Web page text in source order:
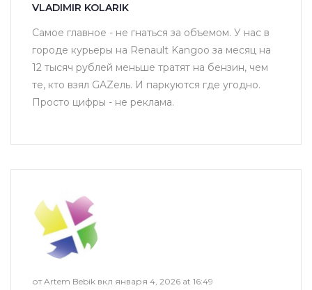
VLADIMIR KOLARIK
Самое главное - не гнаться за объемом. У нас в
городе курьеры на Renault Kangoo за месяц на
12 тысяч рублей меньше тратят на бензин, чем
те, кто взял GAZель. И паркуются где угодно.
Просто цифры - не реклама.
от Artem Bebik вкл января 4, 2026 at 16:49